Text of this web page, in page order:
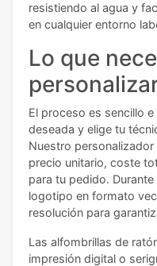
resistiendo al agua y
en cualquier entorno
Lo que
El proceso es sencillo
deseada y elige tu
Nuestro
precio unitario, coste
para tu pedido.
logotipo en formato
resolución para
Las alfombrillas de
impresión digital o